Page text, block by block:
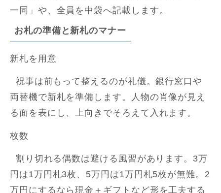
一同」や、全員を中袋へ記載します。
お札の準備と新札のマナー
新札を用意
祝事は前もって整えるのが礼儀。銀行窓口や
両替機で新札を準備します。人物の肖像が見え
る面を表にし、上向きでそろえて入れます。
枚数
割り切れる偶数は避ける風習があります。3万
円は1万円札3枚、5万円は1万円札5枚が無難。2
万円にするなら現金＋ギフトなど形を工夫する